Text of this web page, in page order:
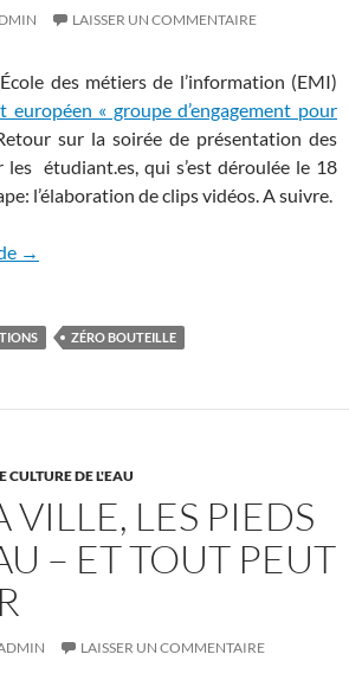
LAISSER UN COMMENTAIRE
des métiers de l’information (EMI)
européen « groupe d’engagement pour
sur la soirée de présentation des
les étudiant.es, qui s’est déroulée le 18
l’élaboration de clips vidéos. A suivre.
Eau et climat à l’affiche !
→
ZÉRO BOUTEILLE
CULTURE DE L'EAU
VILLE, LES PIEDS
– ET TOUT PEUT
LAISSER UN COMMENTAIRE